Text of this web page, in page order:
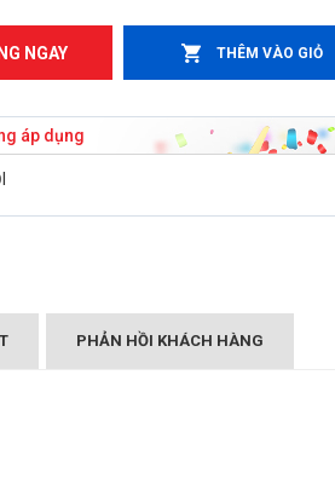
NGAY THÊM VÀO GIỎ
áp dụng
PHẢN HỒI KHÁCH HÀNG